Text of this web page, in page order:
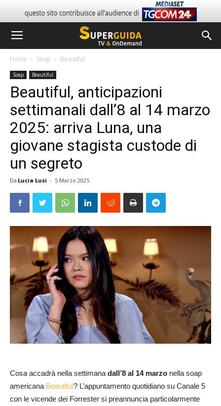
Home Soap Beautiful
Soap Beautiful
Beautiful, anticipazioni
settimanali dall’8 al 14 marzo
2025: arriva Luna, una
giovane stagista custode di
un segreto
Da Lucia Lusi - 5 Marzo 2025
Cosa accadrà nella settimana dall’8 al 14 marzo nella soap
americana Beautiful? L’appuntamento quotidiano su Canale 5
con le vicende dei Forrester si preannuncia particolarmente